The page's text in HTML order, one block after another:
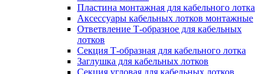
Пластина монтажная для кабельного лотка
Аксессуары кабельных лотков монтажные
Ответвление Т-образное для кабельных
лотков
Секция Т-образная для кабельного лотка
Заглушка для кабельных лотков
Секция угловая для кабельных лотков